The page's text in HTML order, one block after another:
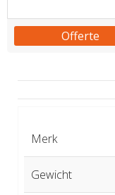
Offerte
Merk
Gewicht